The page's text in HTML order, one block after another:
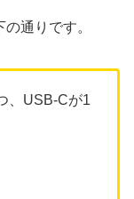
通りです。
、USB-Cが1